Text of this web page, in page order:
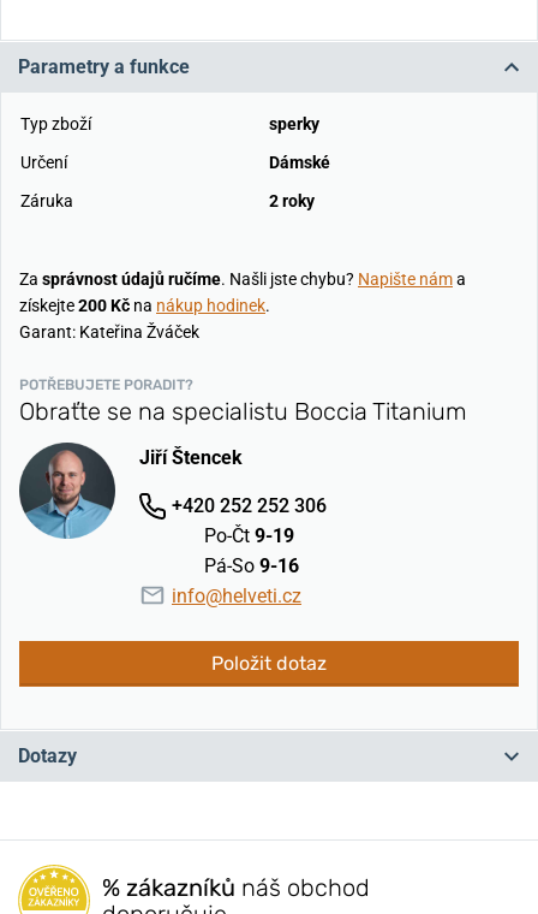
Parametry a funkce
Typ zboží
sperky
Určení
Dámské
Záruka
2 roky
Za správnost údajů ručíme. Našli jste chybu? Napište náma
získejte200 Kč na nákup hodinek.
Garant: Kateřina Žváček
POTŘEBUJETE PORADIT?
Obraťte se na specialistu Boccia Titanium
Jiří Štencek
+420 252 252 306
Po-Čt 9-19
Pá-So 9-16
info@helveti.cz
Položit dotaz
Dotazy
Máte otázku? Zanechte nám komentář
Přidat dotaz
% zákazníků náš obchod